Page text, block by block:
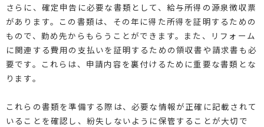
さらに、確定申告に必要な書類として、給与所得の源泉徴収票
があります。この書類は、その年に得た所得を証明するための
もので、勤め先からもらうことができます。また、リフォーム
に関連する費用の支払いを証明するための領収書や請求書も必
要です。これらは、申請内容を裏付けるために重要な書類とな
ります。
これらの書類を準備する際は、必要な情報が正確に記載されて
いることを確認し、紛失しないように保管することが大切で